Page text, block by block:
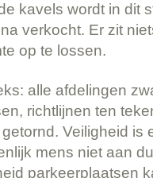
kavels wordt in dit
verkocht. Er zit
op te lossen.
alle afdelingen
richtlijnen ten
Veiligheid is
mens niet aan
parkeerplaatsen